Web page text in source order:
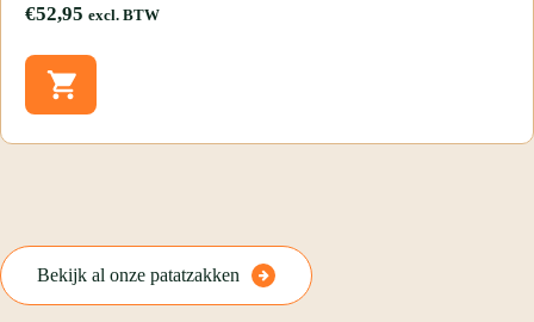
€52,95 excl. BTW
Bekijk al onze patatzakken